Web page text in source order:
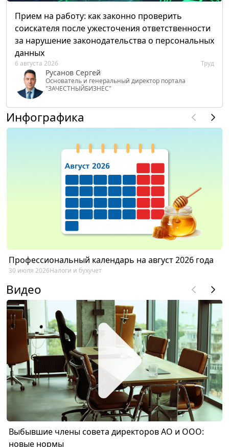
Прием на работу: как законно проверить
соискателя после ужесточения ответственности
за нарушение законодательства о персональных
данных
6 августа 2026 Труд
Русанов Сергей
Основатель и генеральный директор портала
"ЗАЧЕСТНЫЙБИЗНЕС"
Инфографика
Профессиональный календарь на август 2026 года
30 июля 2026Налоги и бухучет
Видео
Выбывшие члены совета директоров АО и ООО:
новые нормы